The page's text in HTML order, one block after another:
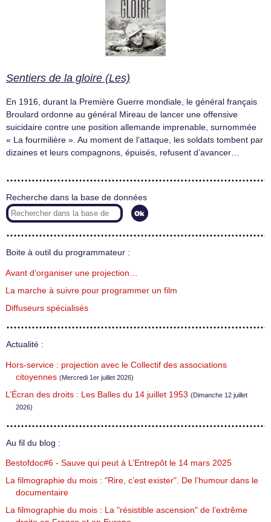
Sentiers de la gloire (Les)
En 1916, durant la Première Guerre mondiale, le général français
Broulard ordonne au général Mireau de lancer une offensive
suicidaire contre une position allemande imprenable, surnommée
« La fourmilière ». Au moment de l’attaque, les soldats tombent par
dizaines et leurs compagnons, épuisés, refusent d’avancer…
Recherche dans la base de données
Boite à outil du programmateur :
Avant d’organiser une projection…
La marche à suivre pour programmer un film
Diffuseurs spécialisés
Actualité :
Hors-service : projection avec le Collectif des associations
citoyennes (Mercredi 1er juillet 2026)
L’Écran des droits : Les Balles du 14 juillet 1953 (Dimanche 12 juillet
2026)
Au fil du blog :
Bestofdoc#6 - Sauve qui peut à L’Entrepôt le 14 mars 2025
La filmographie du mois : "Rire, c’est exister". De l’humour dans le
documentaire
La filmographie du mois : La "résistible ascension" de l’extrême